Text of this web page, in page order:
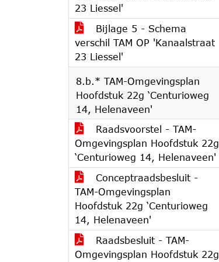
23 Liessel'
Bijlage 5 - Schema
verschil TAM OP 'Kanaalstraat
23 Liessel'
8.b.* TAM-Omgevingsplan
Hoofdstuk 22g ‘Centurioweg
14, Helenaveen'
Raadsvoorstel - TAM-
Omgevingsplan Hoofdstuk 22g
‘Centurioweg 14, Helenaveen'
Conceptraadsbesluit -
TAM-Omgevingsplan
Hoofdstuk 22g ‘Centurioweg
14, Helenaveen'
Raadsbesluit - TAM-
Omgevingsplan Hoofdstuk 22g